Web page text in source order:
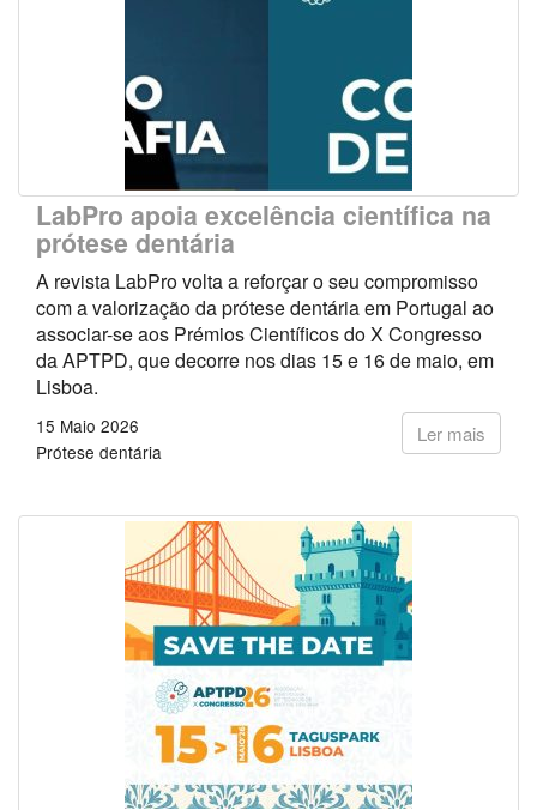
LabPro apoia excelência científica na
prótese dentária
A revista LabPro volta a reforçar o seu compromisso
com a valorização da prótese dentária em Portugal ao
associar-se aos Prémios Científicos do X Congresso
da APTPD, que decorre nos dias 15 e 16 de maio, em
Lisboa.
Ler mais
15 Maio 2026
Prótese dentária